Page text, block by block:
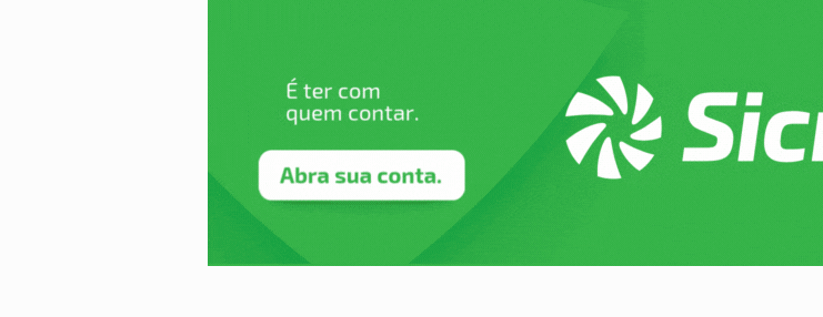
ACABOU COM PEUGEOT: Incêndio destrói carro que era rebocado para oficina no
Ladrão é filmado furtando moto na frente do bar da Marleide
BOLSAS DE PESQUISA:Iniciativa Amazônia+10 lança chamada para fortalecer
MATERIAL: Brasil tem grandes reservas de urânio, mas produz pouco e importa
Serpente capturada na fábrica da Coca-Cola é devolvida a natureza